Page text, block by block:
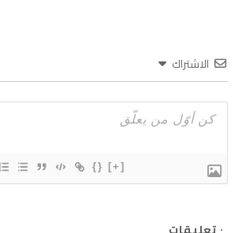
الاشتراك
{} [+]